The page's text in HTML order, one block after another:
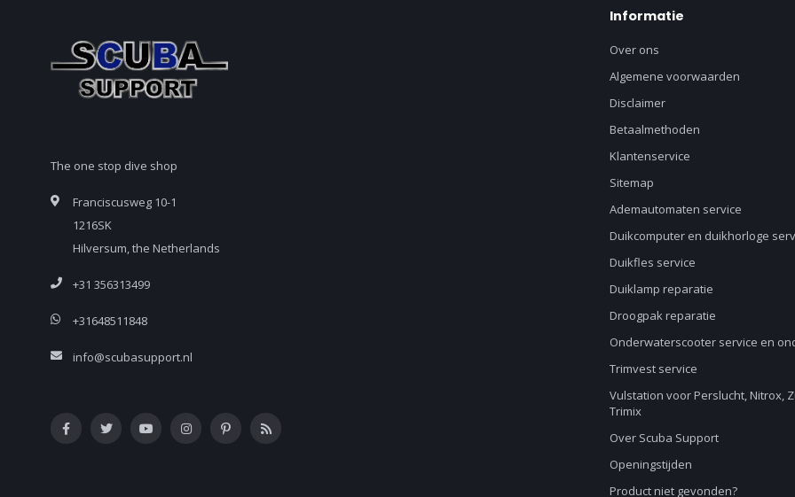
The one stop dive shop
Franciscusweg 10-1
1216SK
Hilversum, the Netherlands
+31 356313499
+31648511848
info@scubasupport.nl
Informatie
Over ons
Algemene voorwaarden
Disclaimer
Betaalmethoden
Klantenservice
Sitemap
Ademautomaten service
Duikcomputer en duikhorloge
Duikfles service
Duiklamp reparatie
Droogpak reparatie
Onderwaterscooter service en
Trimvest service
Vulstation voor Perslucht, Nitrox,
Trimix
Over Scuba Support
Openingstijden
Product niet gevonden?